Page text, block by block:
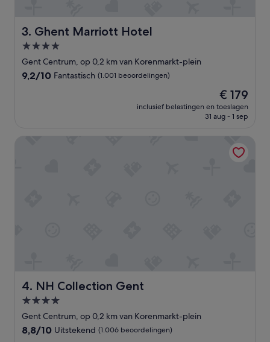
3. Ghent Marriott Hotel
Ghent Marriott Hotel
4.0-
sterrenaccommodatie
Gent Centrum, op 0,2 km van Korenmarkt-plein
9.2
9,2/10 Fantastisch (1.001 beoordelingen)
De
prijs
is
€ 179
inclusief belastingen en toeslagen
31 aug - 1 sep
4. NH Collection Gent
NH Collection Gent
4.0-
sterrenaccommodatie
Gent Centrum, op 0,2 km van Korenmarkt-plein
8.8
8,8/10 Uitstekend (1.006 beoordelingen)